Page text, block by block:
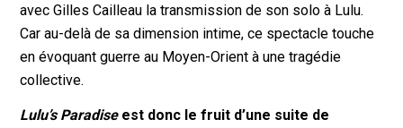
avec Gilles Cailleau la transmission de son solo à Lulu.
Car au-delà de sa dimension intime, ce spectacle touche
en évoquant guerre au Moyen-Orient à une tragédie
collective.
Lulu’s Paradise est donc le fruit d’une suite de